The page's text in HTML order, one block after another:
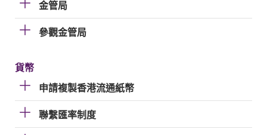
金管局
參觀金管局
貨幣
申請複製香港流通紙幣
聯繫匯率制度